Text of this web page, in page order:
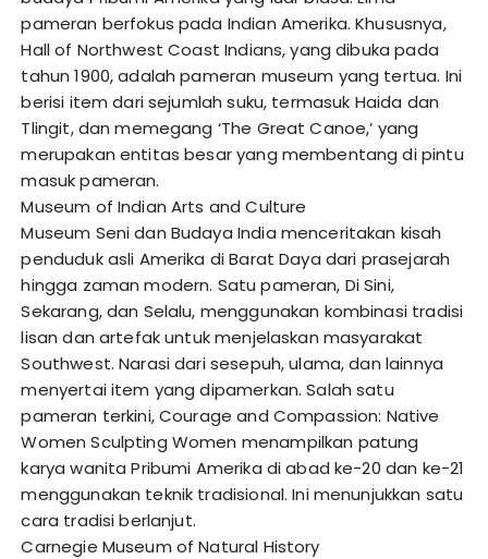
pameran berfokus pada Indian Amerika. Khususnya,
Hall of Northwest Coast Indians, yang dibuka pada
tahun 1900, adalah pameran museum yang tertua. Ini
berisi item dari sejumlah suku, termasuk Haida dan
Tlingit, dan memegang ‘The Great Canoe,’ yang
merupakan entitas besar yang membentang di pintu
masuk pameran.
Museum of Indian Arts and Culture
Museum Seni dan Budaya India menceritakan kisah
penduduk asli Amerika di Barat Daya dari prasejarah
hingga zaman modern. Satu pameran, Di Sini,
Sekarang, dan Selalu, menggunakan kombinasi tradisi
lisan dan artefak untuk menjelaskan masyarakat
Southwest. Narasi dari sesepuh, ulama, dan lainnya
menyertai item yang dipamerkan. Salah satu
pameran terkini, Courage and Compassion: Native
Women Sculpting Women menampilkan patung
karya wanita Pribumi Amerika di abad ke-20 dan ke-21
menggunakan teknik tradisional. Ini menunjukkan satu
cara tradisi berlanjut.
Carnegie Museum of Natural History